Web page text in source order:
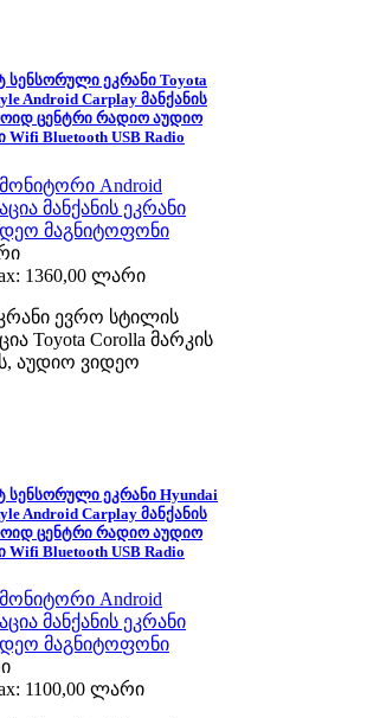
ეკრანი Toyota
Android Carplay მანქანის
ცენტრი რადიო აუდიო
Bluetooth USB Radio
1360,00 ლარი
ევრო სტილის
Toyota Corolla მარკის
აუდიო ვიდეო
ეკრანი Hyundai
Android Carplay მანქანის
ცენტრი რადიო აუდიო
Bluetooth USB Radio
1100,00 ლარი